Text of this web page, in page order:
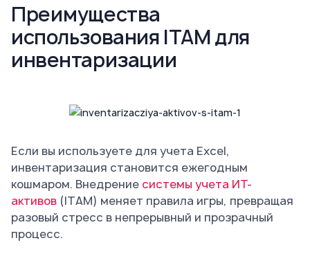
Преимущества
использования ITAM для
инвентаризации
Если вы используете для учета Excel,
инвентаризация становится ежегодным
кошмаром. Внедрение системы учета ИТ-
активов (ITAM) меняет правила игры, превращая
разовый стресс в непрерывный и прозрачный
процесс.